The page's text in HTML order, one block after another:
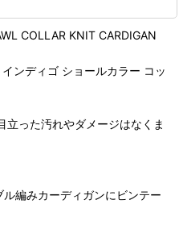
COLLAR KNIT CARDIGAN
ンディゴ ショールカラー コッ
立った汚れやダメージはなくま
編みカーディガンにビンテー